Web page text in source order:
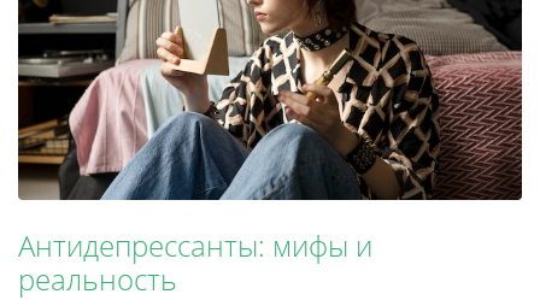
Антидепрессанты: мифы и
реальность